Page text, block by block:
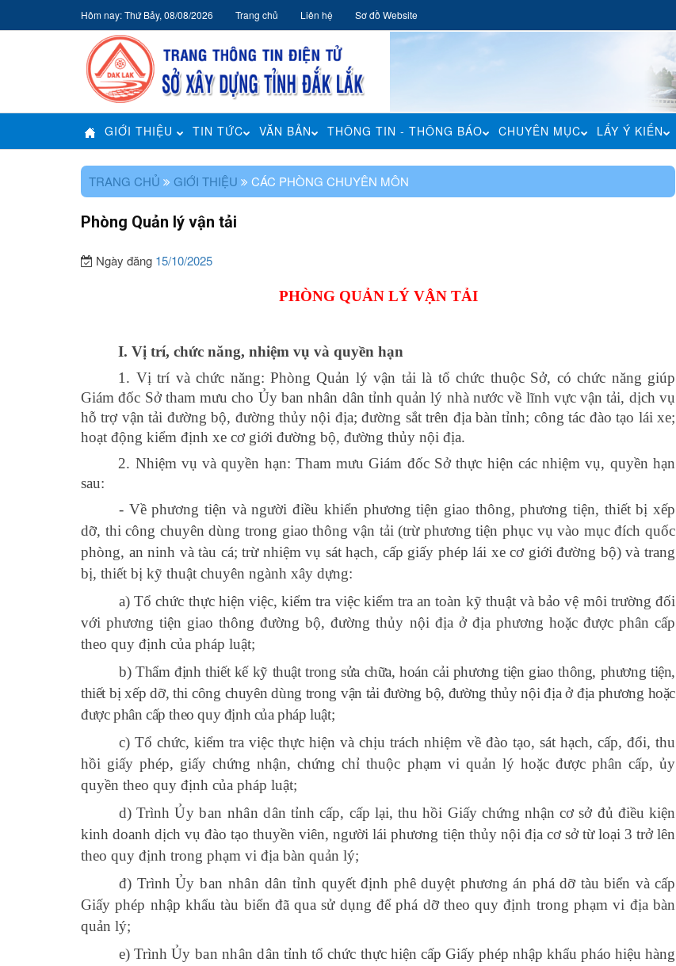
Hôm nay: Thứ Bảy, 08/08/2026 Trang chủ Liên hệ Sơ đồ Website
GIỚI THIỆU TIN TỨC VĂN BẢN THÔNG TIN - THÔNG BÁO CHUYÊN MỤC LẤY Ý KIẾN
TRANG CHỦ GIỚI THIỆU CÁC PHÒNG CHUYÊN MÔN
Phòng Quản lý vận tải
Ngày đăng 15/10/2025
PHÒNG QUẢN LÝ VẬN TẢI
I. Vị trí, chức năng, nhiệm vụ và quyền hạn
1. Vị trí và chức năng: Phòng Quản lý vận tải là tổ chức thuộc Sở, có chức năng giúp
Giám đốc Sở tham mưu cho Ủy ban nhân dân tỉnh quản lý nhà nước về lĩnh vựcvận tải, dịch vụ
hỗ trợ vận tải đường bộ, đường thủy nội địa; đường sắt trên địa bàn tỉnh; công tác đào tạo lái xe;
hoạt động kiểm định xe cơ giới đường bộ, đường thủy nội địa.
2. Nhiệm vụ và quyền hạn: Tham mưu Giám đốc Sở thực hiện các nhiệm vụ, quyền hạn
sau:
- Về phương tiện và người điều khiển phương tiện giao thông, phương tiện, thiết bị xếp
dỡ, thi công chuyên dùng trong giao thông vận tải (trừ phương tiện phục vụ vào mục đích quốc
phòng, an ninh và tàu cá; trừ nhiệm vụ sát hạch, cấp giấy phép lái xe cơ giới đường bộ) và trang
bị, thiết bị kỹ thuật chuyên ngành xây dựng:
a) Tổ chức thực hiện việc, kiểm tra việc kiểm tra an toàn kỹ thuật và bảo vệ môi trường đối
với phương tiện giao thông đường bộ, đường thủy nội địa ở địa phương hoặc được phân cấp
theo quy định của pháp luật;
b) Thẩm định thiết kế kỹ thuật trong sửa chữa, hoán cải phương tiện giao thông, phương tiện,
thiết bị xếp dỡ, thi công chuyên dùng trong vận tải đường bộ, đường thủy nội địa ở địa phương hoặc
được phân cấp theo quy định của pháp luật;
c) Tổ chức, kiểm tra việc thực hiện và chịu trách nhiệm về đào tạo, sát hạch, cấp, đổi, thu
hồi giấy phép, giấy chứng nhận, chứng chỉ thuộc phạm vi quản lý hoặc được phân cấp, ủy
quyền theo quy định của pháp luật;
d) TrìnhỦy ban nhân dân tỉnh cấp, cấp lại, thu hồi Giấy chứng nhận cơ sở đủ điều kiện
kinh doanh dịch vụ đào tạo thuyền viên, người lái phương tiện thủy nội địa cơ sở từ loại 3 trở lên
theo quy định trong phạm vi địa bàn quản lý;
đ) Trình Ủy ban nhân dân tỉnh quyết định phê duyệt phương án phá dỡ tàu biển và cấp
Giấy phép nhập khẩu tàu biển đã qua sử dụng để phá dỡ theo quy định trong phạm vi địa bàn
quản lý;
e) TrìnhỦy ban nhân dân tỉnh tổ chức thực hiện cấp Giấy phép nhập khẩu pháo hiệu hàng